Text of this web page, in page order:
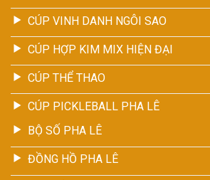
CÚP VINH DANH NGÔI SAO
CÚP HỢP KIM MIX HIỆN ĐẠI
CÚP THỂ THAO
CÚP PICKLEBALL PHA LÊ
BỘ SỐ PHA LÊ
ĐỒNG HỒ PHA LÊ